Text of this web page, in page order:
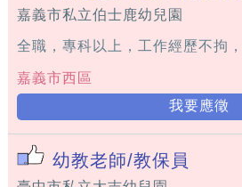
嘉義市私立伯士鹿幼兒園
全職，專科以上，工作經歷不拘，
嘉義市西區
我要應徵
幼教老師/教保員